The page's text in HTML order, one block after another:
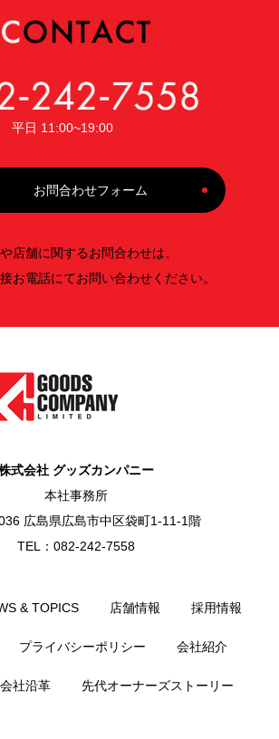
平日 11:00~19:00
お問合わせフォーム
店舗に関するお問合わせは、
お電話にてお問い合わせください。
式会社 グッズカンパニー
本社事務所
広島県広島市中区袋町1-11-1階
TEL：082-242-7558
& TOPICS 店舗情報 採用情報
プライバシーポリシー 会社紹介
会社沿革 先代オーナーズストーリー